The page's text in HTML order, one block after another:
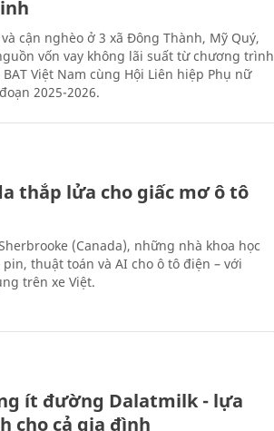
cận nghèo ở 3 xã Đông Thành, Mỹ Quý,
vốn vay không lãi suất từ chương trình
Việt Nam cùng Hội Liên hiệp Phụ nữ
2025-2026.
thắp lửa cho giấc mơ ô tô
(Canada), những nhà khoa học
thuật toán và AI cho ô tô điện – với
trên xe Việt.
ít đường Dalatmilk - lựa
cho cả gia đình